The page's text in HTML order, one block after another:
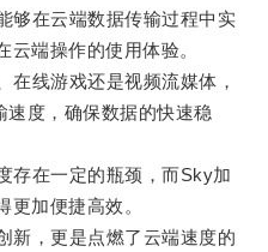
在云端数据传输过程中实
端操作的使用体验。
线游戏还是视频流媒体，
度，确保数据的快速稳
在一定的瓶颈，而Sky加
更加便捷高效。
，更是点燃了云端速度的